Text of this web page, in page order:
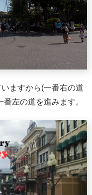
ますから(一番右の道
左の道を進みます。